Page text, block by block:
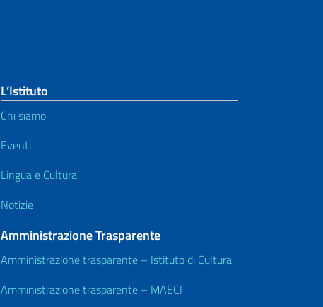
L’Istituto
Chi siamo
Eventi
Lingua e Cultura
Notizie
Amministrazione Trasparente
Amministrazione trasparente – Istituto di Cultura
Amministrazione trasparente – MAECI